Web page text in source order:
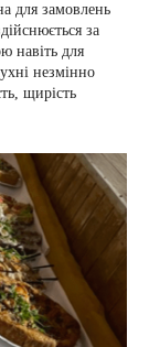
для замовлень
за
навіть для
незмінно
щирість